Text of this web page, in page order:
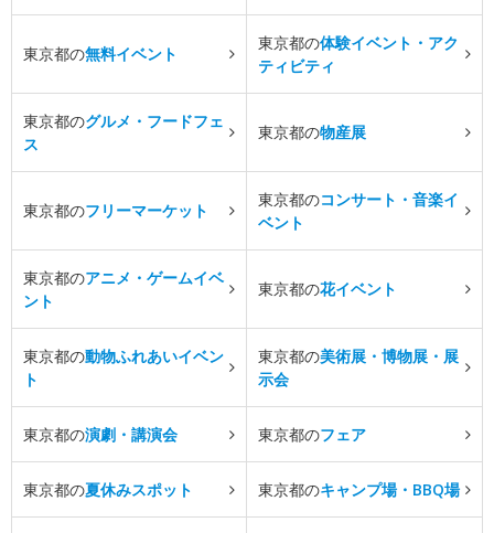
東京都の無料イベント
東京都の体験イベント・アク
ティビティ
東京都のグルメ・フードフェ
ス
東京都の物産展
東京都のフリーマーケット
東京都のコンサート・音楽イ
ベント
東京都のアニメ・ゲームイベ
ント
東京都の花イベント
東京都の動物ふれあいイベン
ト
東京都の美術展・博物展・展
示会
東京都の演劇・講演会 東京都のフェア
東京都の夏休みスポット 東京都のキャンプ場・BBQ場